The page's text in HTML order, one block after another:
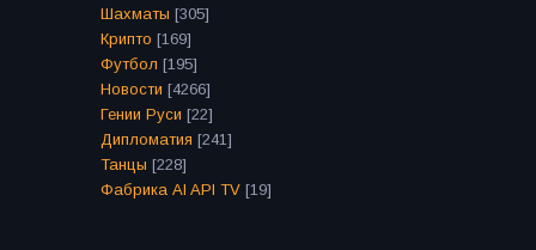
Шахматы [305]
Крипто [169]
Футбол [195]
Новости [4266]
Гении Руси [22]
Дипломатия [241]
Танцы [228]
Фабрика AI API TV [19]